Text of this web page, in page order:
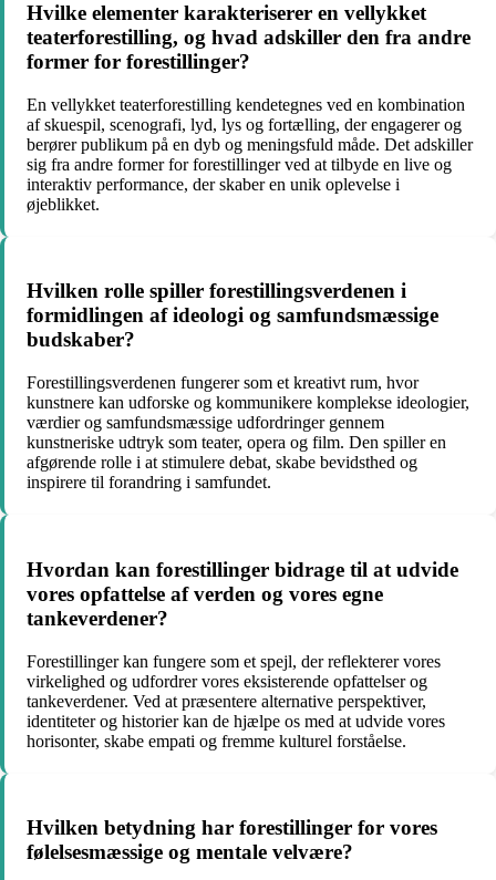
Hvilke elementer karakteriserer en vellykket
teaterforestilling, og hvad adskiller den fra andre
former for forestillinger?
En vellykket teaterforestilling kendetegnes ved en kombination
af skuespil, scenografi, lyd, lys og fortælling, der engagerer og
berører publikum på en dyb og meningsfuld måde. Det adskiller
sig fra andre former for forestillinger ved at tilbyde en live og
interaktiv performance, der skaber en unik oplevelse i
øjeblikket.
Hvilken rolle spiller forestillingsverdenen i
formidlingen af ideologi og samfundsmæssige
budskaber?
Forestillingsverdenen fungerer som et kreativt rum, hvor
kunstnere kan udforske og kommunikere komplekse ideologier,
værdier og samfundsmæssige udfordringer gennem
kunstneriske udtryk som teater, opera og film. Den spiller en
afgørende rolle i at stimulere debat, skabe bevidsthed og
inspirere til forandring i samfundet.
Hvordan kan forestillinger bidrage til at udvide
vores opfattelse af verden og vores egne
tankeverdener?
Forestillinger kan fungere som et spejl, der reflekterer vores
virkelighed og udfordrer vores eksisterende opfattelser og
tankeverdener. Ved at præsentere alternative perspektiver,
identiteter og historier kan de hjælpe os med at udvide vores
horisonter, skabe empati og fremme kulturel forståelse.
Hvilken betydning har forestillinger for vores
følelsesmæssige og mentale velvære?